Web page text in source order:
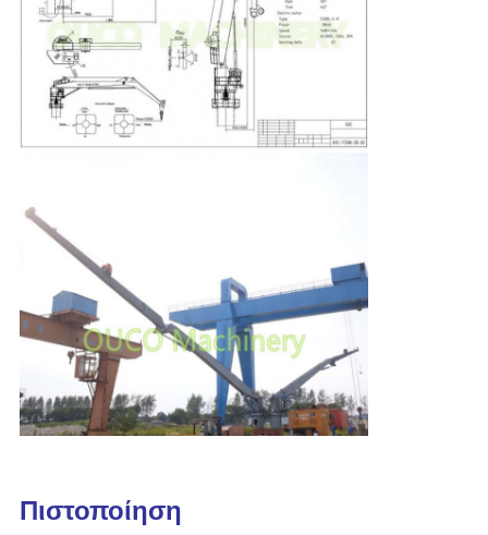
Πιστοποίηση